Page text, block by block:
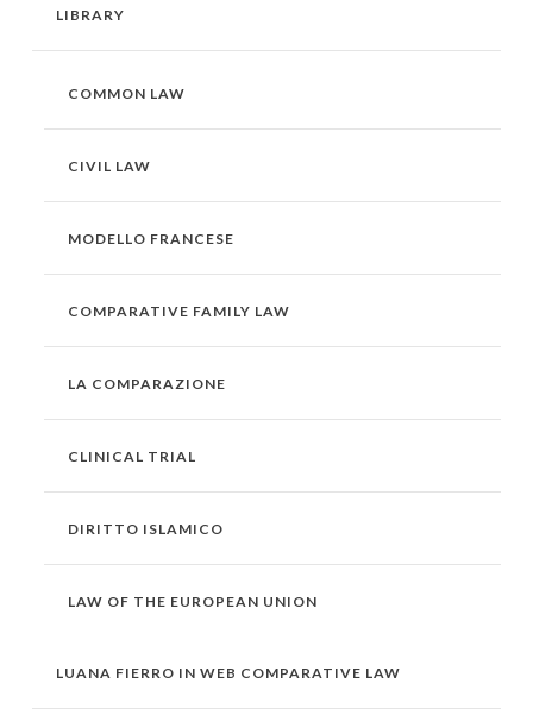
LIBRARY
COMMON LAW
CIVIL LAW
MODELLO FRANCESE
COMPARATIVE FAMILY LAW
LA COMPARAZIONE
CLINICAL TRIAL
DIRITTO ISLAMICO
LAW OF THE EUROPEAN UNION
LUANA FIERRO IN WEB COMPARATIVE LAW